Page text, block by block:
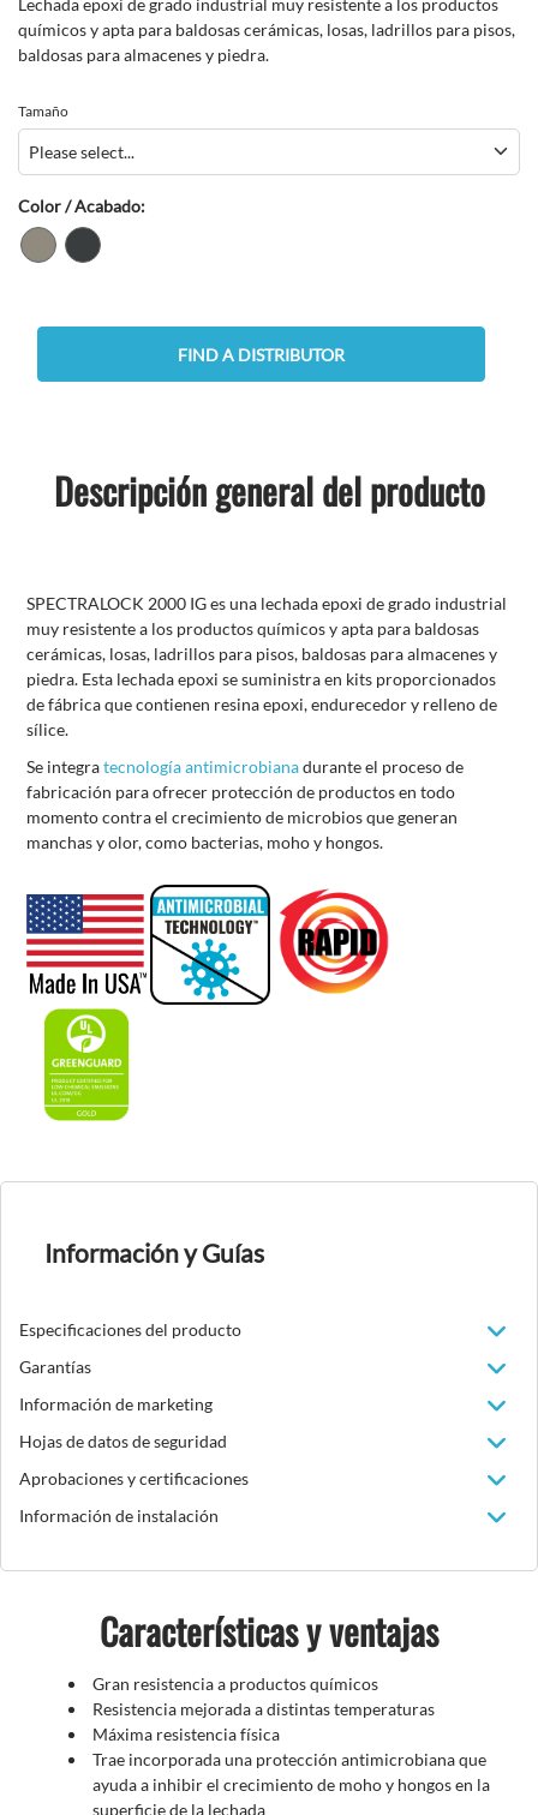
químicos y apta para baldosas cerámicas, losas, ladrillos para pisos,
baldosas para almacenes y piedra.
Tamaño
Color / Acabado:
FIND A DISTRIBUTOR
Descripción general del producto
SPECTRALOCK 2000 IG es una lechada epoxi de grado industrial
muy resistente a los productos químicos y apta para baldosas
cerámicas, losas, ladrillos para pisos, baldosas para almacenes y
piedra. Esta lechada epoxi se suministra en kits proporcionados
de fábrica que contienen resina epoxi, endurecedor y relleno de
sílice.
Se integratecnología antimicrobianadurante el proceso de
fabricación para ofrecer protección de productos en todo
momento contra el crecimiento de microbios que generan
manchas y olor, como bacterias, moho y hongos.
Información y Guías
Especificaciones del producto
Garantías
Información de marketing
Hojas de datos de seguridad
Aprobaciones y certificaciones
Información de instalación
Características y ventajas
Gran resistencia a productos químicos
Resistencia mejorada a distintas temperaturas
Máxima resistencia física
Trae incorporada una protección antimicrobiana que
ayuda a inhibir el crecimiento de moho y hongos en la
superficie de la lechada